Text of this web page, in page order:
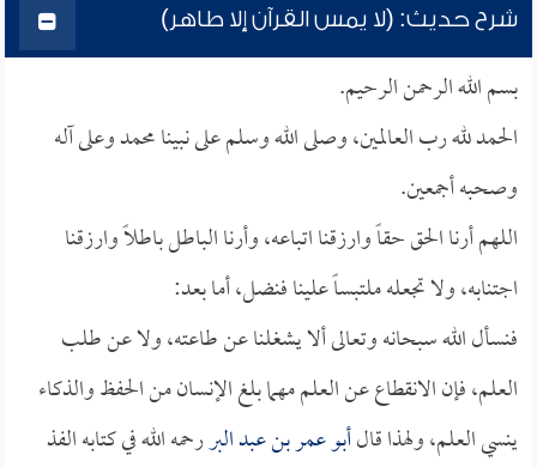
شرح حديث: (لا يمس القرآن إلا طاهر)
بسم الله الرحمن الرحيم.
الحمد لله رب العالمين، وصلى الله وسلم على نبينا محمد وعلى آله
وصحبه أجمعين.
اللهم أرنا الحق حقاً وارزقنا اتباعه، وأرنا الباطل باطلاً وارزقنا
اجتنابه، ولا تجعله ملتبساً علينا فنضل، أما بعد:
فنسأل الله سبحانه وتعالى ألا يشغلنا عن طاعته، ولا عن طلب
العلم، فإن الانقطاع عن العلم مهما بلغ الإنسان من الحفظ والذكاء
ينسي العلم، ولهذا قالأبو عمر بن عبد البررحمه الله في كتابه الفذ